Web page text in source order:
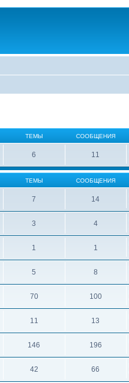
ТЕМЫ СООБЩЕНИЯ
6 11
ТЕМЫ СООБЩЕНИЯ
7 14
3 4
1 1
5 8
70 100
11 13
146 196
42 66